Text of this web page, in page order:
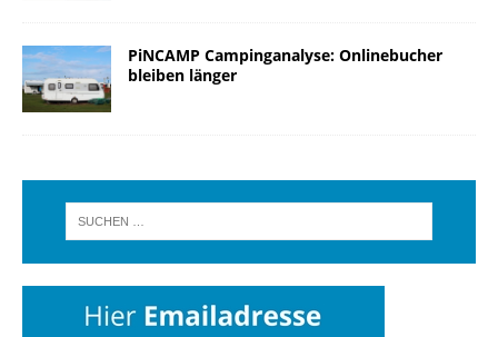
PiNCAMP Campinganalyse: Onlinebucher
bleiben länger